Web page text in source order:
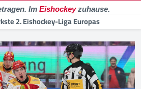
Im Eishockeyzuhause.
2. Eishockey-Liga Europas